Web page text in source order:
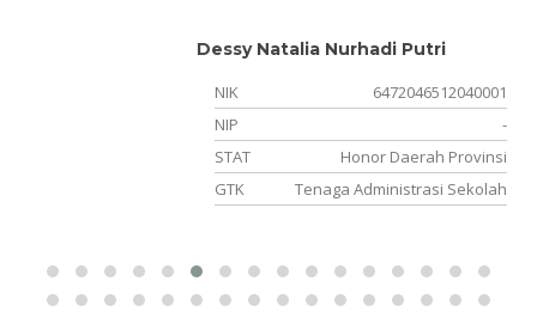
PUTRI AGNES SUYITNO, S.Pd.
NIK
3215015401000002
NIP
200001142024212012
STAT
PPPK
GTK
Guru Sejarah